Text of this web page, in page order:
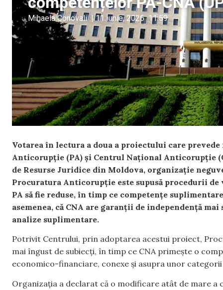
Mihaela Conovali | 11 iunie, 2026 11:59
Votarea în lectura a doua a proiectului care
Anticorupție (PA) și Centrul Național Anticorupție
de Resurse Juridice din Moldova, organizație
Procuratura Anticorupție este supusă procedurii
PA să fie reduse, în timp ce competențe
asemenea, că CNA are garanții de independență
analize suplimentare.
Potrivit Centrului, prin adoptarea acestui proiect,
mai îngust de subiecți, în timp ce CNA primește o
economico-financiare, conexe și asupra unor
Organizația a declarat că o modificare atât de mare